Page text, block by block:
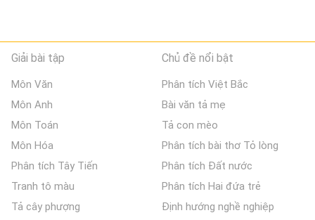
Giải bài tập
Môn Văn
Môn Anh
Môn Toán
Môn Hóa
Phân tích Tây Tiến
Tranh tô màu
Tả cây phượng
Chủ đề nổi bật
Phân tích Việt Bắc
Bài văn tả mẹ
Tả con mèo
Phân tích bài thơ Tỏ lòng
Phân tích Đất nước
Phân tích Hai đứa trẻ
Định hướng nghề nghiệp